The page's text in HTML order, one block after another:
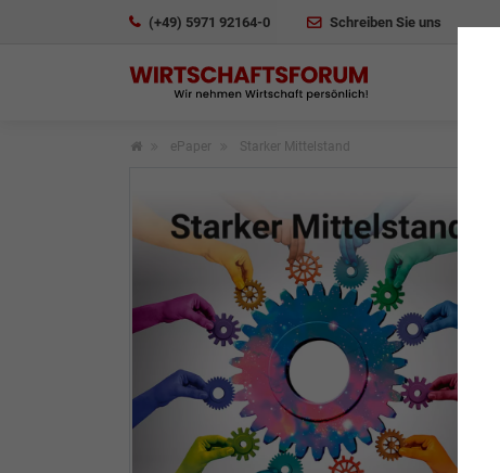
(+49) 5971 92164-0 Schreiben Sie uns
ePaper Starker Mittelstand